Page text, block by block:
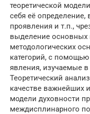
теоретической
себя её
проявления и т.п.,
выделение основных
методологических
категорий, с
явления, изучаемые
Теоретический
качестве важнейших
модели духовности
междисплинарного